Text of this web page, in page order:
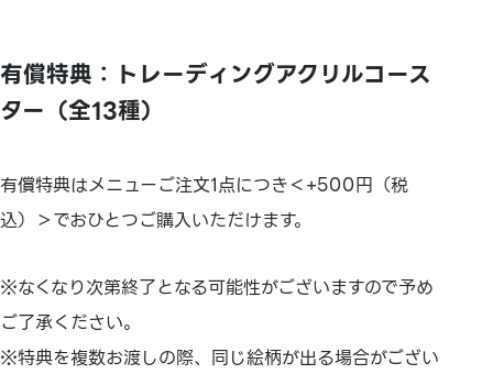
有償特典：トレーディングアクリルコース
ター（全13種）
有償特典はメニューご注文1点につき＜+500円（税
込）＞でおひとつご購入いただけます。
※なくなり次第終了となる可能性がございますので予め
ご了承ください。
※特典を複数お渡しの際、同じ絵柄が出る場合がござい